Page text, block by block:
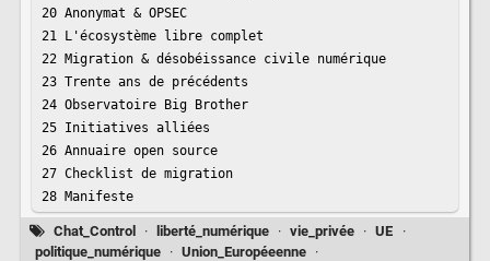
20 Anonymat & OPSEC
21 L'écosystème libre complet
22 Migration & désobéissance civile numérique
23 Trente ans de précédents
24 Observatoire Big Brother
25 Initiatives alliées
26 Annuaire open source
27 Checklist de migration
28 Manifeste
Chat_Control · liberté_numérique · vie_privée · UE
·
politique_numérique
· Union_Européeenne
·